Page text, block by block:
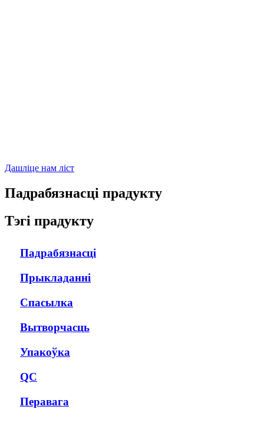
Дашліце нам ліст
Падрабязнасці прадукту
Тэгі прадукту
Падрабязнасці
Прыкладанні
Спасылка
Вытворчасць
Упакоўка
QC
Перавага